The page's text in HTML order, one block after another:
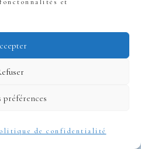
et
préférences
de confidentialité
de ses